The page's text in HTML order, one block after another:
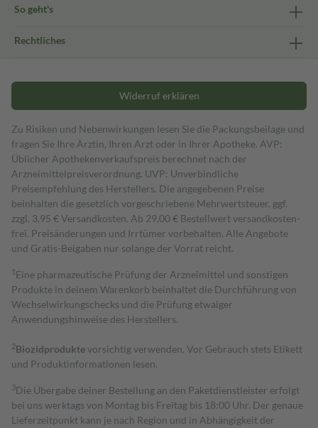
So geht's
Rechtliches
Widerruf erklären
Zu Risiken und Nebenwirkungen lesen Sie die Packungsbeilage und
fragen Sie Ihre Ärztin, Ihren Arzt oder in Ihrer Apotheke. AVP:
Üblicher Apothekenverkaufspreis berechnet nach der
Arzneimittelpreisverordnung. UVP: Unverbindliche
Preisempfehlung des Herstellers. Die angegebenen Preise
beinhalten die gesetzlich vorgeschriebene Mehrwertsteuer, ggf.
zzgl. 3,95 € Versandkosten. Ab 29,00 € Bestell­wert versand­kosten­
frei. Preisänderungen und Irrtümer vorbehalten. Alle Angebote
und Gratis-Beigaben nur solange der Vorrat reicht.
1 Eine pharmazeutische Prüfung der Arzneimittel und sonstigen
Produkte in deinem Warenkorb beinhaltet die Durchführung von
Wechselwirkungschecks und die Prüfung etwaiger
Anwendungshinweise des Herstellers.
2Biozidproduktevorsichtig verwenden. Vor Gebrauch stets Etikett
und Produktinformationen lesen.
3Die Übergabe deiner Bestellung an den Paketdienstleister erfolgt
bei uns werktags von Montag bis Freitag bis 18:00 Uhr. Der genaue
Lieferzeitpunkt kann je nach Region und in Abhängigkeit der